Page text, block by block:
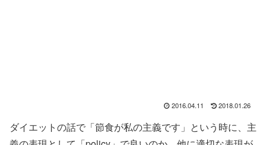
2016.04.11 2018.01.26
ダイエットの話で「節食が私の主義です」という時に、主